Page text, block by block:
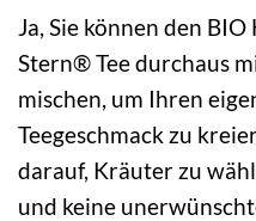
Ja, Sie können den
Stern® Tee durchaus
mischen, um Ihren
Teegeschmack zu
darauf, Kräuter zu
und keine